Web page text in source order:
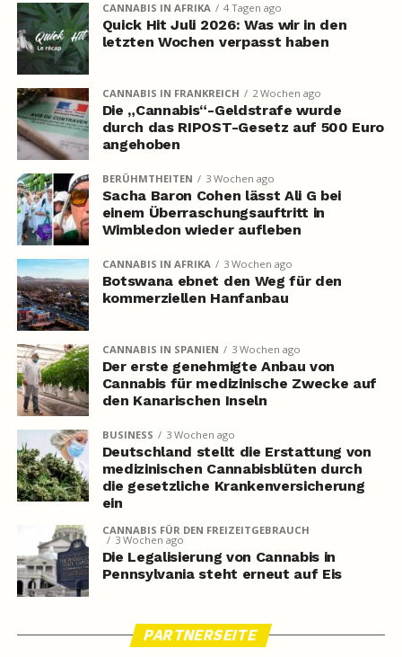
CANNABIS IN AFRIKA 4 Tagen ago
Quick Hit Juli 2026: Was wir in den
letzten Wochen verpasst haben
CANNABIS IN FRANKREICH 2 Wochen ago
Die „Cannabis“-Geldstrafe wurde
durch das RIPOST-Gesetz auf 500 Euro
angehoben
BERÜHMTHEITEN 3 Wochen ago
Sacha Baron Cohen lässt Ali G bei
einem Überraschungsauftritt in
Wimbledon wieder aufleben
CANNABIS IN AFRIKA 3 Wochen ago
Botswana ebnet den Weg für den
kommerziellen Hanfanbau
CANNABIS IN SPANIEN 3 Wochen ago
Der erste genehmigte Anbau von
Cannabis für medizinische Zwecke auf
den Kanarischen Inseln
BUSINESS 3 Wochen ago
Deutschland stellt die Erstattung von
medizinischen Cannabisblüten durch
die gesetzliche Krankenversicherung
ein
CANNABIS FÜR DEN FREIZEITGEBRAUCH
3 Wochen ago
Die Legalisierung von Cannabis in
Pennsylvania steht erneut auf Eis
PARTNERSEITE